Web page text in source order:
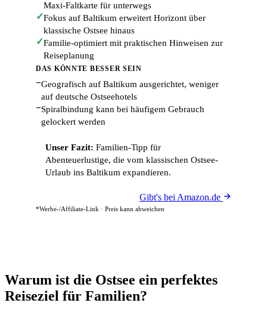
Maxi-Faltkarte für unterwegs
✓Fokus auf Baltikum erweitert Horizont über
klassische Ostsee hinaus
✓Familie-optimiert mit praktischen Hinweisen zur
Reiseplanung
DAS KÖNNTE BESSER SEIN
−Geografisch auf Baltikum ausgerichtet, weniger
auf deutsche Ostseehotels
−Spiralbindung kann bei häufigem Gebrauch
gelockert werden
Unser Fazit: Familien-Tipp für
Abenteuerlustige, die vom klassischen Ostsee-
Urlaub ins Baltikum expandieren.
Gibt's bei Amazon.de
*Werbe-/Affiliate-Link · Preis kann abweichen
Warum ist die Ostsee ein perfektes
Reiseziel für Familien?